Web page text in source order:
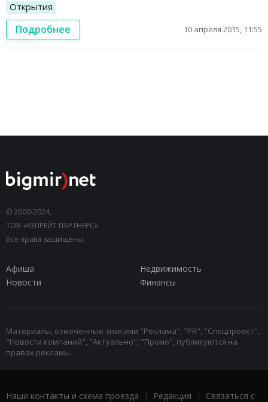
Открытия
Подробнее 10 апреля 2015, 11:55
© 2000-2024,
ТОВ «КЕПРЕЙТ ПАРТНЕРС».
Все права защищены.
Афиша
Недвижимость
Новости
Финансы
Материалы, отмеченные знаками "Реклама", "PR", "Спецпроект",
"Новости компаний", "Актуально", "Промо", публикуются на
правах рекламы.
Наши контакты и схема проезда | Редакция | Связаться с